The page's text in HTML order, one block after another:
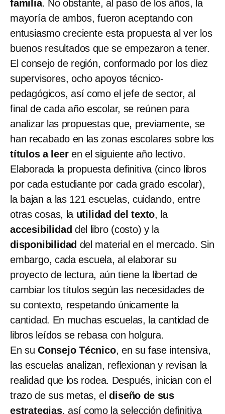
familia. No obstante, al paso de los años, la
mayoría de ambos, fueron aceptando con
entusiasmo creciente esta propuesta al ver los
buenos resultados que se empezaron a tener.
El consejo de región, conformado por los diez
supervisores, ocho apoyos técnico-
pedagógicos, así como el jefe de sector, al
final de cada año escolar, se reúnen para
analizar las propuestas que, previamente, se
han recabado en las zonas escolares sobre los
títulos a leer en el siguiente año lectivo.
Elaborada la propuesta definitiva (cinco libros
por cada estudiante por cada grado escolar),
la bajan a las 121 escuelas, cuidando, entre
otras cosas, la utilidad del texto, la
accesibilidad del libro (costo) y la
disponibilidad del material en el mercado. Sin
embargo, cada escuela, al elaborar su
proyecto de lectura, aún tiene la libertad de
cambiar los títulos según las necesidades de
su contexto, respetando únicamente la
cantidad. En muchas escuelas, la cantidad de
libros leídos se rebasa con holgura.
En su Consejo Técnico, en su fase intensiva,
las escuelas analizan, reflexionan y revisan la
realidad que los rodea. Después, inician con el
trazo de sus metas, eldiseño de sus
estrategias, así como la selección definitiva